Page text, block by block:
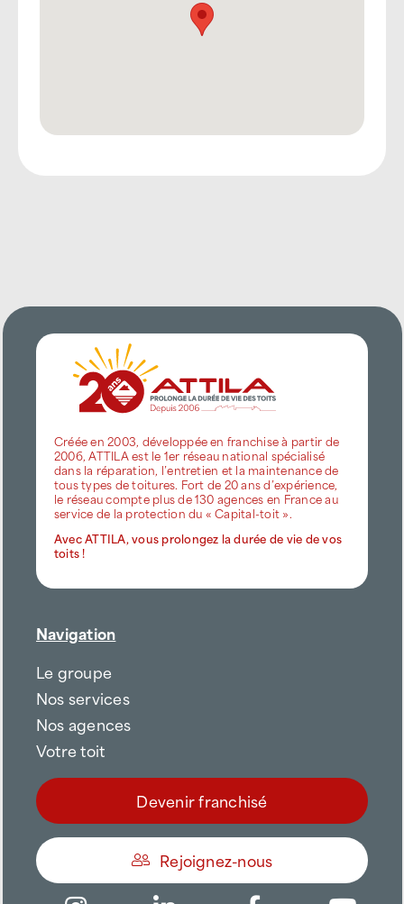
Créée en 2003, développée en franchise à partir de
2006, ATTILA est le 1er réseau national spécialisé
dans la réparation, l’entretien et la maintenance de
tous types de toitures. Fort de 20 ans d’expérience,
le réseau compte plus de 130 agences en France au
service de la protection du « Capital-toit ».
Avec ATTILA, vous prolongez la durée de vie de vos
toits !
Navigation
Le groupe
Nos services
Nos agences
Votre toit
Devenir franchisé
Rejoignez-nous